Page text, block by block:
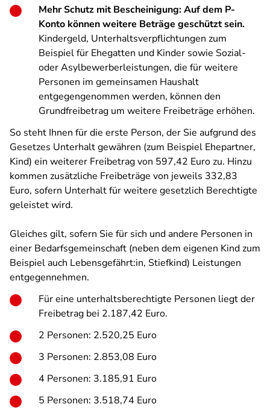
Mehr Schutz mit Bescheinigung: Auf dem P-
Konto können weitere Beträge geschützt sein.
Kindergeld, Unterhaltsverpflichtungen zum
Beispiel für Ehegatten und Kinder sowie Sozial-
oder Asylbewerberleistungen, die für weitere
Personen im gemeinsamen Haushalt
entgegengenommen werden, können den
Grundfreibetrag um weitere Freibeträge erhöhen.
So steht Ihnen für die erste Person, der Sie aufgrund des
Gesetzes Unterhalt gewähren (zum Beispiel Ehepartner,
Kind) ein weiterer Freibetrag von 597,42 Euro zu. Hinzu
kommen zusätzliche Freibeträge von jeweils 332,83
Euro, sofern Unterhalt für weitere gesetzlich Berechtigte
geleistet wird.
Gleiches gilt, sofern Sie für sich und andere Personen in
einer Bedarfsgemeinschaft (neben dem eigenen Kind zum
Beispiel auch Lebensgefährt:in, Stiefkind) Leistungen
entgegennehmen.
Für eine unterhaltsberechtigte Personen liegt der
Freibetrag bei 2.187,42 Euro.
2 Personen: 2.520,25 Euro
3 Personen: 2.853,08 Euro
4 Personen: 3.185,91 Euro
5 Personen: 3.518,74 Euro